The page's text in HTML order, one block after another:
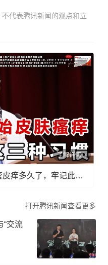
代表腾讯新闻的观点和立
广告
了解详情
凡是皮肤瘙痒1月以上，不管皮痒多久了，牢记此法，快！准！狠！
打开腾讯新闻查看更多
“交流